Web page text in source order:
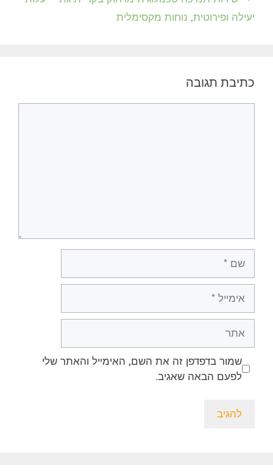
יעילה ופירוטית, נוחות מקסימלית
כתיבת תגובה
שמור בדפדפן זה את השם, האימייל והאתר שלי
לפעם הבאה שאגיב.